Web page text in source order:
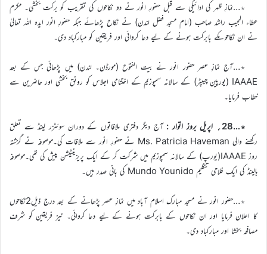
٭…نمازِ ظہر کی ادائیگی سے قبل حضورِ انور نے دو نکاحوں کی تقریب کو برکت بخشی۔ مکرم
عطاء المجیب راشد صاحب (امام مسجد فضل لندن) نے نکاح پڑھائے جبکہ حضورِ انور ایدہ اللہ تعالیٰ
نے ان نکاحوںکے بابرکت ہونے کے لیے دعا کروائی اور فریقین کو مبارکباد دی۔
٭…آج نمازِ عصر حضور انور نے بیت الفتوح (مورڈن۔ لندن) میں پڑھائی جس کے بعد
IAAAE (یورپین چیپٹر) کے سالانہ سمپوزیم کے اختتامی اجلاس کو رونق بخشی اور حاضرین سے
خطاب فرمایا۔
٭…28؍ اپریل بروز اتوار :
آج دیگر دفتری ملاقاتوں کے دوران سوئٹزر لینڈ سے تعلق
رکھنے والی Ms. Patricia Haveman نے حضورِ انور سے ملاقات کی۔موصوفہ نے گزشتہ
روز IAAAE(یورپ) کے سالانہ سمپوزیم میں شرکت کر کے ایک پریزینٹیشن پیش کی تھی۔موصوفہ
ہالینڈ کی ایک فلاحی تنظیم Mundo Younido کی بانی صدر ہیں۔
٭…حضور انور نے مسجد مبارک اسلام آباد میں نمازِ عصر پڑھانے کے بعد درج ذیل2نکاحوں
کا اعلان فرمایا اور ان نکاحوں کے بابرکت ہونے کے لیے دعا کروائی۔ نیز فریقین کو شرف
مصافحہ بخشا اور مبارکباد دی۔